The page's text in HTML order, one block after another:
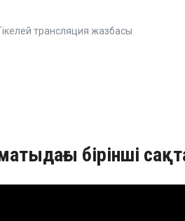
трансляция жазбасы
бірінші